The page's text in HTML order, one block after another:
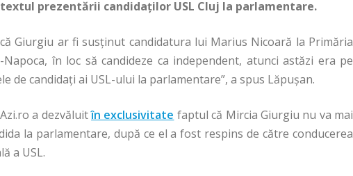
prezentării candidaților USL Cluj la parlamentare.
Giurgiu ar fi susținut candidatura lui Marius Nicoară la Primăria
Napoca, în loc să candideze ca independent, atunci astăzi era pe
de candidați ai USL-ului la parlamentare”, a spus Lăpușan.
a dezvăluitîn exclusivitate faptul că Mircia Giurgiu nu va mai
la parlamentare, după ce el a fost respins de către conducerea
a USL.